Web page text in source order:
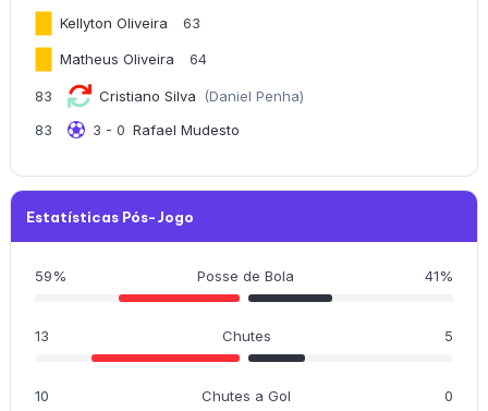
Kellyton Oliveira 63
Matheus Oliveira 64
83 Cristiano Silva
(Daniel Penha)
83
3 - 0 Rafael Mudesto
Estatísticas Pós-Jogo
59% Posse de Bola 41%
13 Chutes 5
10 Chutes a Gol 0